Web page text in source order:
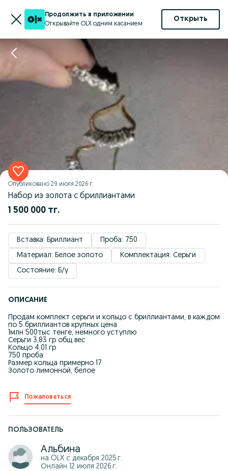
Продолжить в приложении
Открывайте OLX одним касанием
Открыть
Опубликовано 29 июля 2026 г.
Набор из золота с бриллиантами
1 500 000 тг.
Вставка: Бриллиант
Проба: 750
Материал: Белое золото
Комплектация: Серьги
Состояние: Б/у
ОПИСАНИЕ
Продам комплект серьги и кольцо с бриллиантами, в каждом
по 5 бриллиантов крупных цена
1млн 500тыс тенге, немного уступлю
Серьги 3,83 гр общ вес
Кольцо 4,01 гр
750 проба
Размер кольца примерно 17
Золото лимонной, белое
Пожаловаться
ПОЛЬЗОВАТЕЛЬ
Альбина
на OLX с декабря 2025 г.
Онлайн 12 июля 2026 г.